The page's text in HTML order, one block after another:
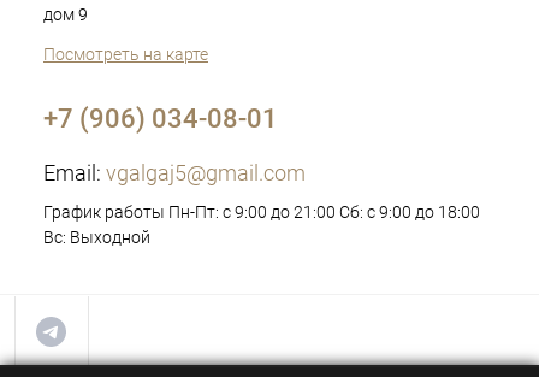
дом 9
Посмотреть на карте
+7 (906) 034-08-01
Email: vgalgaj5@gmail.com
График работы Пн-Пт: с 9:00 до 21:00 Сб: с 9:00 до 18:00
Вс: Выходной